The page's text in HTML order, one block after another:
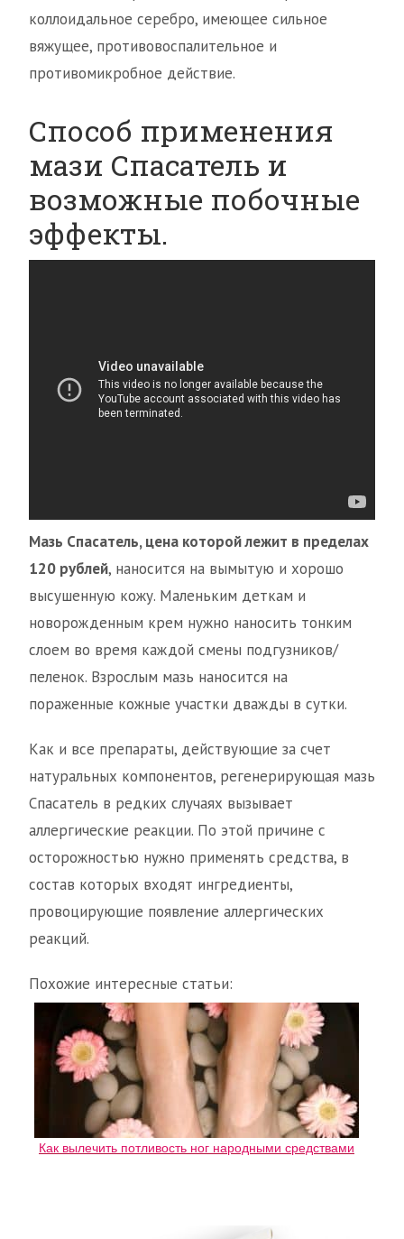
коллоидальное серебро, имеющее сильное
вяжущее, противовоспалительное и
противомикробное действие.
Способ применения
мази Спасатель и
возможные побочные
эффекты.
Мазь Спасатель, цена которой лежит в пределах
120 рублей, наносится на вымытую и хорошо
высушенную кожу. Маленьким деткам и
новорожденным крем нужно наносить тонким
слоем во время каждой смены подгузников/
пеленок. Взрослым мазь наносится на
пораженные кожные участки дважды в сутки.
Как и все препараты, действующие за счет
натуральных компонентов, регенерирующая мазь
Спасатель в редких случаях вызывает
аллергические реакции. По этой причине с
осторожностью нужно применять средства, в
состав которых входят ингредиенты,
провоцирующие появление аллергических
реакций.
Похожие интересные статьи:
Как вылечить потливость ног народными средствами